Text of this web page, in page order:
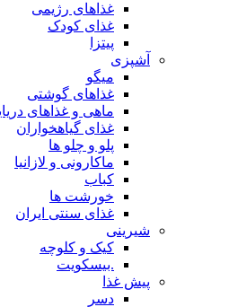
غذاهای رژیمی
غذای کودک
پیتزا
آشپزی
میگو
غذاهای گوشتی
ماهی و غذاهای
غذای گیاهخواران
پلو و چلو ها
ماکارونی و لازانیا
کباب
خورشت ها
غذای سنتی ایران
شیرینی
کیک و کلوچه
.بیسکویت
پیش غذا
دسر